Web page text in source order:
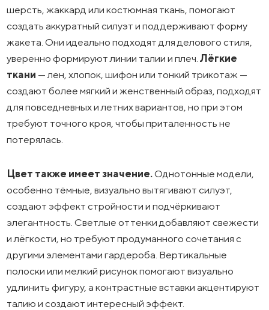
шерсть, жаккард или костюмная ткань, помогают
создать аккуратный силуэт и поддерживают форму
жакета. Они идеально подходят для делового стиля,
уверенно формируют линии талии и плеч.Лёгкие
ткани — лен, хлопок, шифон или тонкий трикотаж —
создают более мягкий и женственный образ, подходят
для повседневных и летних вариантов, но при этом
требуют точного кроя, чтобы приталенность не
потерялась.
Цвет также имеет значение.Однотонные модели,
особенно тёмные, визуально вытягивают силуэт,
создают эффект стройности и подчёркивают
элегантность. Светлые оттенки добавляют свежести
и лёгкости, но требуют продуманного сочетания с
другими элементами гардероба. Вертикальные
полоски или мелкий рисунок помогают визуально
удлинить фигуру, а контрастные вставки акцентируют
талию и создают интересный эффект.